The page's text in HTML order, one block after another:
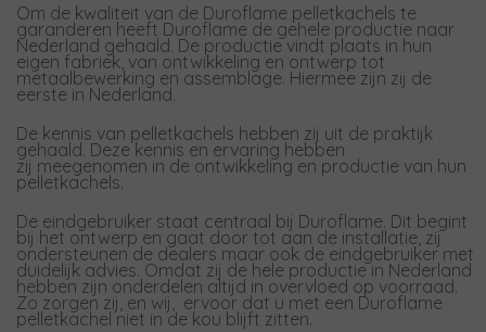
Om de kwaliteit van de Duroflame pelletkachels te
garanderen heeft Duroflame de gehele productie naar
Nederland gehaald. De productie vindt plaats in hun
eigen fabriek, van ontwikkeling en ontwerp tot
metaalbewerking en assemblage. Hiermee zijn zij de
eerste in Nederland.
De kennis van pelletkachels hebben zij uit de praktijk
gehaald. Deze kennis en ervaring hebben
zij meegenomen in de ontwikkeling en productie van hun
pelletkachels.
De eindgebruiker staat centraal bij Duroflame. Dit begint
bij het ontwerp en gaat door tot aan de installatie, zij
ondersteunen de dealers maar ook de eindgebruiker met
duidelijk advies. Omdat zij de hele productie in Nederland
hebben zijn onderdelen altijd in overvloed op voorraad.
Zo zorgen zij, en wij, ervoor dat u met een Duroflame
pelletkachel niet in de kou blijft zitten.